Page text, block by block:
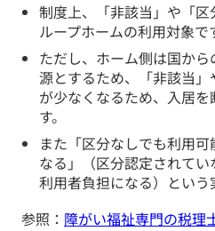
制度上、「非該当」や「
ループホームの利用対象で
ただし、ホーム側は国か
源とするため、「非該当
が少なくなるため、入居
す。
また「区分なしでも利用
なる」（区分認定されて
利用者負担になる）という
参照： 障がい福祉専門の税理